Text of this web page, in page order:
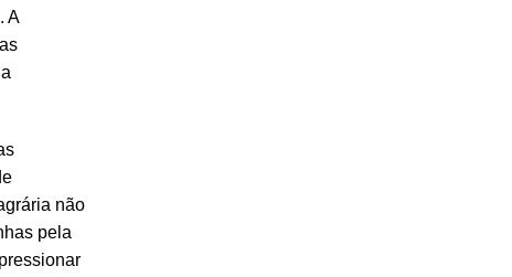
A
não
pela